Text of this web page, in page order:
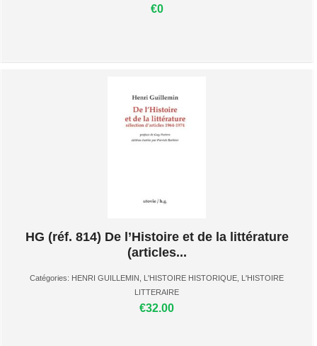
€0
HG (réf. 814) De l’Histoire et de la littérature
(articles...
Catégories: HENRI GUILLEMIN L'HISTOIRE HISTORIQUE L'HISTOIRE
LITTERAIRE
€32.00